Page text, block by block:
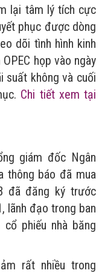
lại tâm lý tích cực
phục được dòng
dõi tình hình kinh
họp vào ngày
suất không và cuối
Chi tiết xem tại
giám đốc Ngân
thông báo đã mua
đã đăng ký trước
lãnh đạo trong ban
phiếu nhà băng
rất nhiều trong